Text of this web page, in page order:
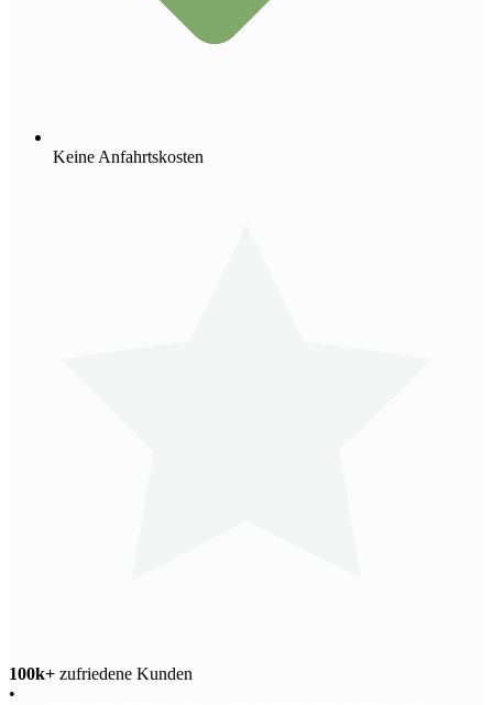
Keine Anfahrtskosten
100k+ zufriedene Kunden
•